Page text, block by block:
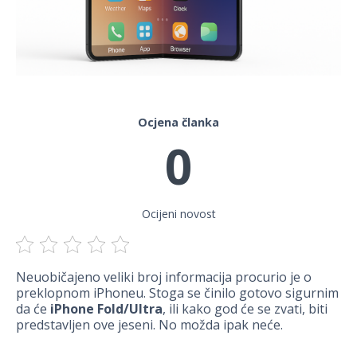
Ocjena članka
0
Ocijeni novost
Neuobičajeno veliki broj informacija procurio je o
preklopnom iPhoneu. Stoga se činilo gotovo sigurnim
da će iPhone Fold/Ultra, ili kako god će se zvati, biti
predstavljen ove jeseni. No možda ipak neće.